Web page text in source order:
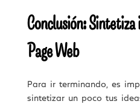
Conclusión: Sintetiza
Page Web
Para ir terminando, es
sintetizar un poco tus